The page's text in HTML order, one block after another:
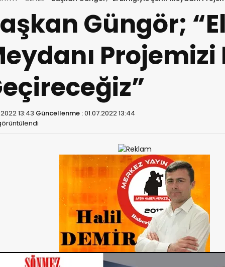
Güngör;
13:43 Güncellenme :01.07.2022 13:44